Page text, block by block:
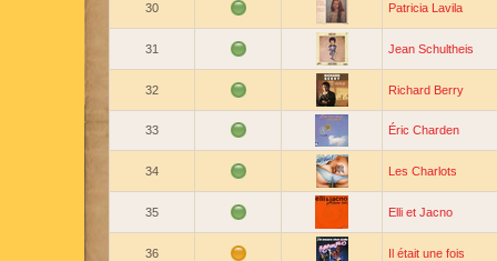
30 Patricia Lavila
31 Jean Schultheis
32 Richard Berry
33 Éric Charden
34 Les Charlots
35 Elli et Jacno
36 Il était une fois